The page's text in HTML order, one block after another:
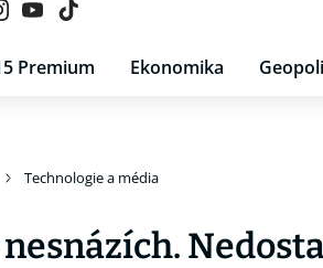
Premium Ekonomika
Technologie a média